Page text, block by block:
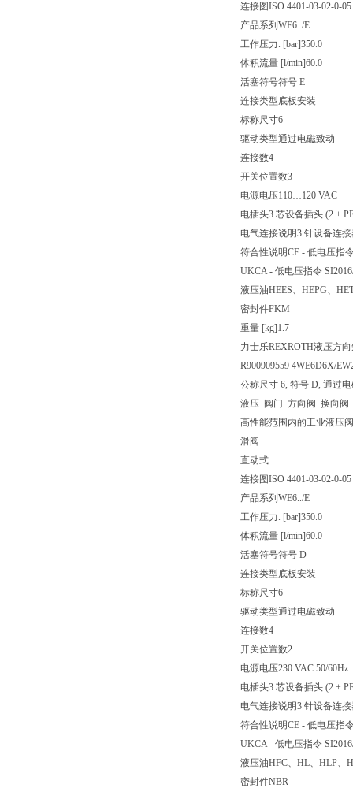
连接图ISO 4401-03-02-0-05
产品系列 WE6../E
工作压力. [bar]350.0
体积流量 [l/min]60.0
活塞符号符号 E
连接类型底板安装
标称尺寸6
驱动类型通过电磁致动
连接数4
开关位置数3
电源电压110…120 VAC
电插头3 芯设备插头 (2 +
电气连接说明3 针设备连接
符合性说明CE - 低电压指
UKCA - 低电压指令
液压油HEES、HEPG、
密封件FKM
重量 [kg]1.7
力士乐REXROTH液压方
R900909559 4WE6D6X/
公称尺寸 6, 符号 D, 通过
液压 阀门 方向阀 换向阀
高性能范围内的工业液压
滑阀
直动式
连接图ISO 4401-03-02-0-05
产品系列 WE6../E
工作压力. [bar]350.0
体积流量 [l/min]60.0
活塞符号符号 D
连接类型底板安装
标称尺寸6
驱动类型通过电磁致动
连接数4
开关位置数2
电源电压230 VAC 50/60Hz
电插头3 芯设备插头 (2 +
电气连接说明3 针设备连接
符合性说明CE - 低电压指
UKCA - 低电压指令
液压油HFC、HL、HLP、
密封件NBR